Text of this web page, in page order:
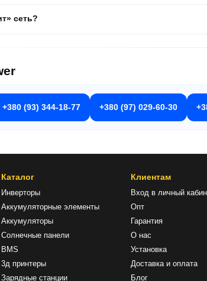
сеть?
+380 (93) 344-18-77 +380 (97) 029-60-30
Каталог
Инверторы
Аккумуляторные элементы
Аккумуляторы
Солнечные панели
BMS
3д принтеры
Зарядные станции
Клиентам
Вход в личный
Опт
Гарантия
О нас
Установка
Доставка и оплата
Блог